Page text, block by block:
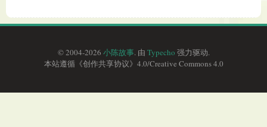
© 2004-2026 小陈故事. 由 Typecho 强力驱动.
本站遵循《创作共享协议》4.0/Creative Commons 4.0